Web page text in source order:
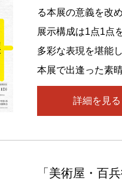
る本展の意義を改
展示構成は1点1点
多彩な表現を堪能
本展で出逢った素
詳細を見る
「美術屋・百